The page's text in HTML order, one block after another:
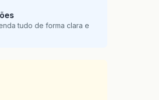
tudo de forma clara e